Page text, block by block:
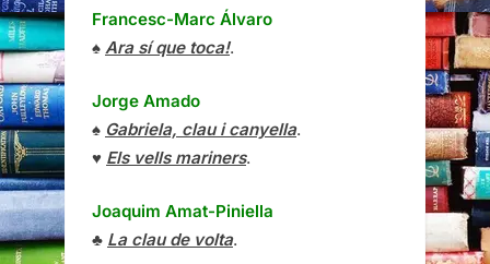
Francesc-Marc Álvaro
♠ Ara sí que toca!.
Jorge Amado
♠ Gabriela, clau i canyella.
♥ Els vells mariners.
Joaquim Amat-Piniella
♣ La clau de volta.